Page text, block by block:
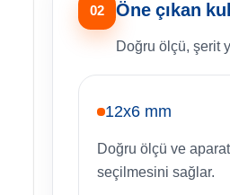
02 Öne çıkan
Doğru ölçü, şerit
12x6 mm
Doğru ölçü ve aparat
seçilmesini sağlar.